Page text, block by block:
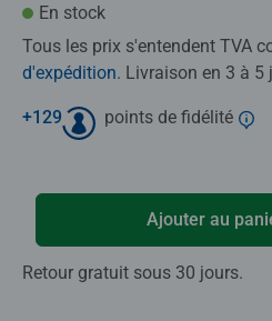
En stock
Tous les prix s'entendent TVA
d'expédition. Livraison en 3 à 5
+129 points de fidélité
Ajouter au
Retour gratuit sous 30 jours.